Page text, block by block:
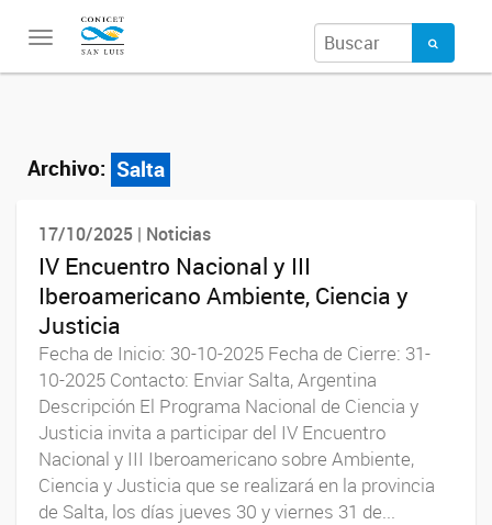
Toggle
Archivo: Salta
17/10/2025 | Noticias
IV Encuentro Nacional y III
Iberoamericano Ambiente, Ciencia y
Justicia
Fecha de Inicio: 30-10-2025 Fecha de Cierre: 31-
10-2025 Contacto: Enviar Salta, Argentina
Descripción El Programa Nacional de Ciencia y
Justicia invita a participar del IV Encuentro
Nacional y III Iberoamericano sobre Ambiente,
Ciencia y Justicia que se realizará en la provincia
de Salta, los días jueves 30 y viernes 31 de...